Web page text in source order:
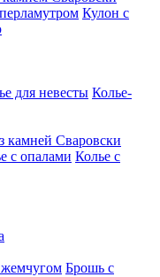
Кулон с
для невесты Колье-
камней Сваровски
с опалами Колье с
Брошь с